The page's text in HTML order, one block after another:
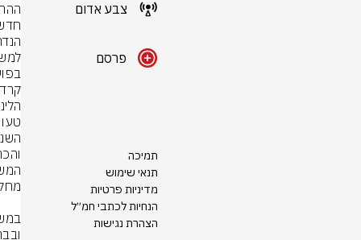
צבע אדום
פרסם
תמיכה
תנאי שימוש
מדיניות פרטיות
הנחיות לכתבי חמ״ל
הצהרת נגישות